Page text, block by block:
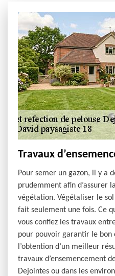
Travaux
Pour semer un gazon, il y a
prudemment afin d’assurer
végétation. Végétaliser le
fait seulement une fois. Ce
vous confiez les travaux
pour pouvoir garantir le bon
l’obtention d’un meilleur
travaux d’ensemencement
Dejointes ou dans les